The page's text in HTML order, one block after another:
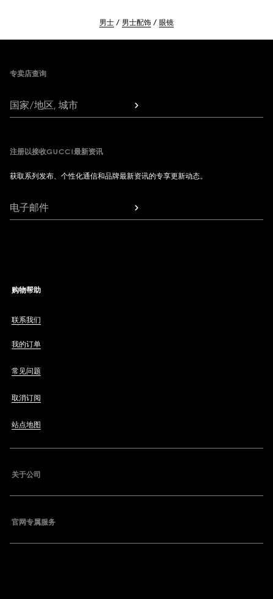
男士 男士配饰 眼镜
专卖店查询
国家/地区, 城市
注册以接收GUCCI最新资讯
获取系列发布、个性化通信和品牌最新资讯的专享更新动态。
电子邮件
购物帮助
联系我们
我的订单
常见问题
取消订阅
站点地图
关于公司
官网专属服务